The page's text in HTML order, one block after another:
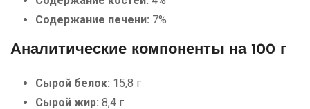
Содержание печени: 7%
Аналитические компоненты на 100 г
Сырой белок: 15,8 г
Сырой жир: 8,4 г